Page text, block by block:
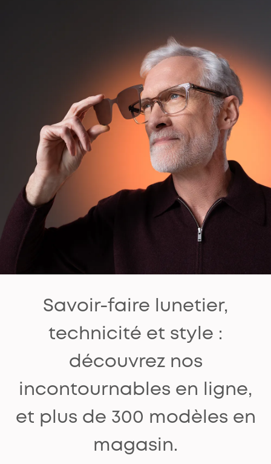
Savoir-faire lunetier,
technicité et style :
découvrez nos
incontournables en ligne,
et plus de 300 modèles en
magasin.